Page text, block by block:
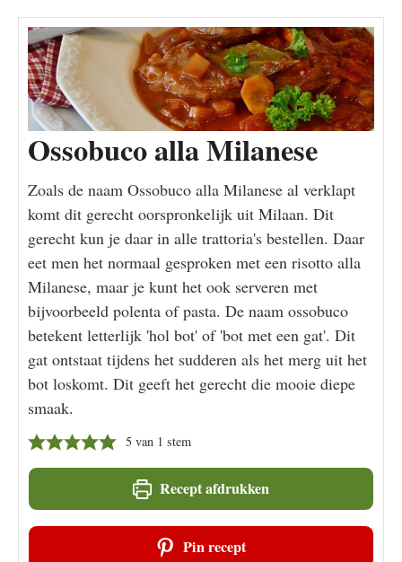
Ossobuco alla Milanese
Zoals de naam Ossobuco alla Milanese al verklapt
komt dit gerecht oorspronkelijk uit Milaan. Dit
gerecht kun je daar in alle trattoria's bestellen. Daar
eet men het normaal gesproken met een risotto alla
Milanese, maar je kunt het ook serveren met
bijvoorbeeld polenta of pasta. De naam ossobuco
betekent letterlijk 'hol bot' of 'bot met een gat'. Dit
gat ontstaat tijdens het sudderen als het merg uit het
bot loskomt. Dit geeft het gerecht die mooie diepe
smaak.
5van 1 stem
Recept afdrukken
Pin recept